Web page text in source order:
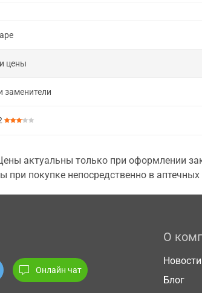
цены
заменители
актуальны только при оформлении
при покупке непосредственно в
Онлайн чат
О
Новости
Блог